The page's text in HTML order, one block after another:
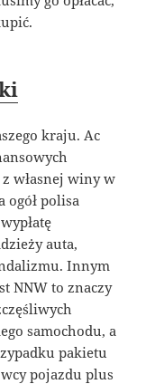
kraju. Ac
własnej winy w
polisa
auta,
Innym
NNW to znaczy
samochodu, a
pakietu
pojazdu plus